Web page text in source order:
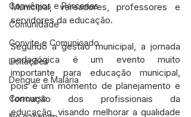
Convênios e Parcerias
Comunidade
Convite e Comunicado
Licitações
Dengue e Malária
Concurso
Municipal, vereadores, professores e
servidores da educação.
Segundo a gestão municipal, a jornada
pedagógica é um evento muito
importante para educação municipal,
pois é um momento de planejamento e
formação dos profissionais da
educação, visando melhorar a qualidade